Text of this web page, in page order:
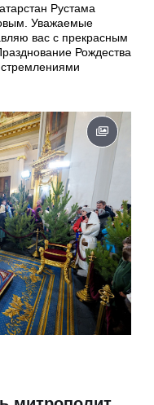
Рустама
Уважаемые
вас с прекрасным
Рождества